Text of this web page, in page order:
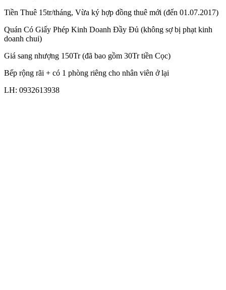
Tiền Thuê 15tr/tháng, Vừa ký hợp đồng thuê mới (đến 01.07.2017)
Quán Có Giấy Phép Kinh Doanh Đầy Đủ (không sợ bị phạt kinh
doanh chui)
Giá sang nhượng 150Tr (đã bao gồm 30Tr tiền Cọc)
Bếp rộng rãi + có 1 phòng riêng cho nhân viên ở lại
LH: 0932613938